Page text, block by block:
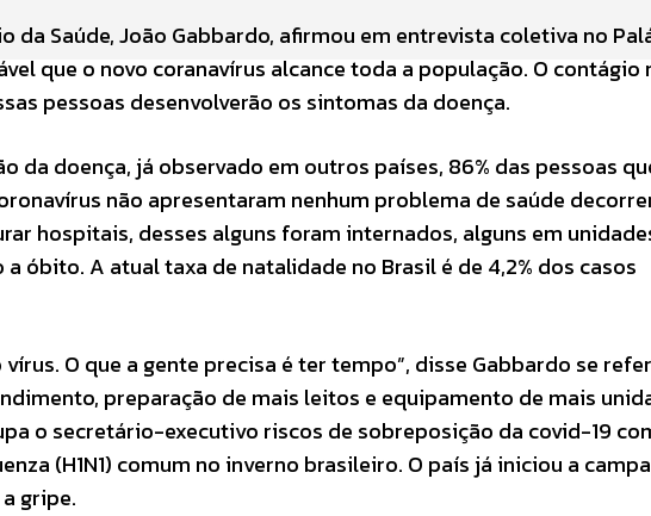
Saúde, João Gabbardo, afirmou em entrevista coletiva no
que o novo coranavírus alcance toda a população. O contágio
pessoas desenvolverão os sintomas da doença.
da doença, já observado em outros países, 86% das pessoas
não apresentaram nenhum problema de saúde
hospitais, desses alguns foram internados, alguns em
óbito. A atual taxa de natalidade no Brasil é de 4,2% dos casos
O que a gente precisa é ter tempo”, disse Gabbardo se
preparação de mais leitos e equipamento de mais
o secretário-executivo riscos de sobreposição da covid-19
(H1N1) comum no inverno brasileiro. O país já iniciou a
gripe.